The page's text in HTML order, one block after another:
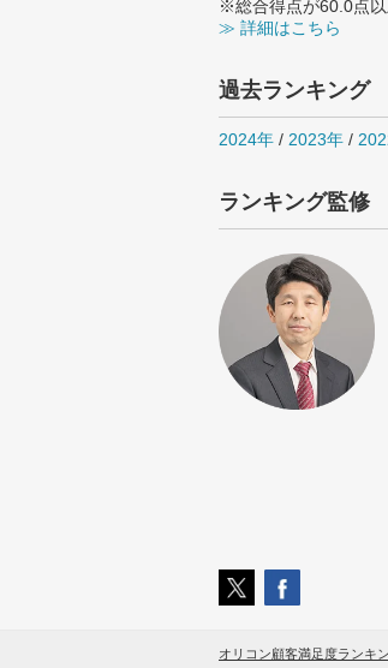
※総合得点が60.0点以
≫ 詳細はこちら
過去ランキング
2024年 / 2023年 /
ランキング監修
オリコン顧客満足度ランキ